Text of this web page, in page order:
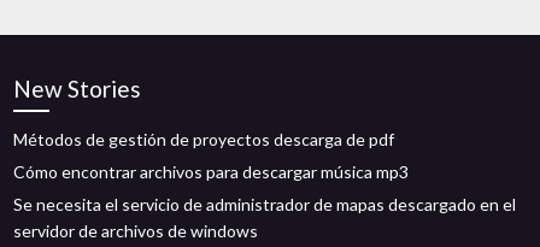
New Stories
Métodos de gestión de proyectos descarga de pdf
Cómo encontrar archivos para descargar música mp3
Se necesita el servicio de administrador de mapas descargado en el
servidor de archivos de windows